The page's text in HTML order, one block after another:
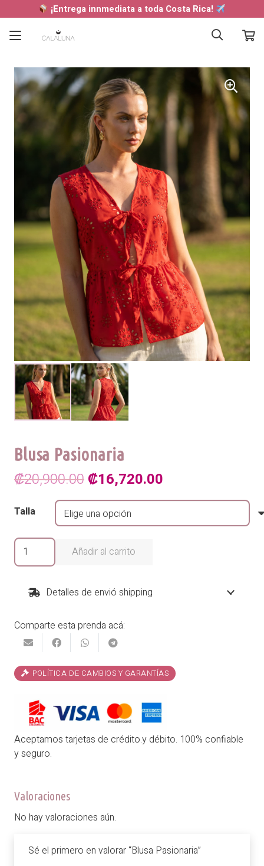
¡Entrega innmediata a toda Costa Rica!
Blusa Pasionaria
₡20,900.00 El
precio
original
era:
₡16,720.00
precio
actual
Talla
Blusa
Pasionaria
Añadir al carrito
Detalles de envió shipping
Comparte esta prenda acá:
POLÍTICA DE CAMBIOS Y GARANTÍAS
Aceptamos tarjetas de crédito.y débito. 100% confiable
y seguro.
Valoraciones
No hay valoraciones aún.
Sé el primero en valorar “Blusa Pasionaria”